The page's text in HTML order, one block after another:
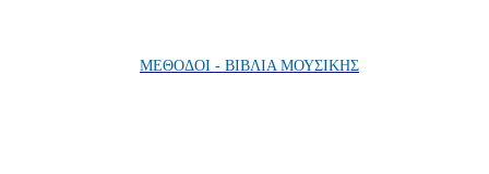
ΜΕΘΟΔΟΙ - ΒΙΒΛΙΑ ΜΟΥΣΙΚΗΣ